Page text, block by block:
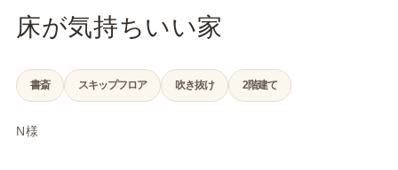
床が気持ちいい家
書斎 スキップフロア 吹き抜け 2階建て
N様